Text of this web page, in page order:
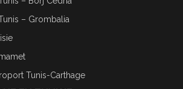
– Grombalia
Tunis-Carthage